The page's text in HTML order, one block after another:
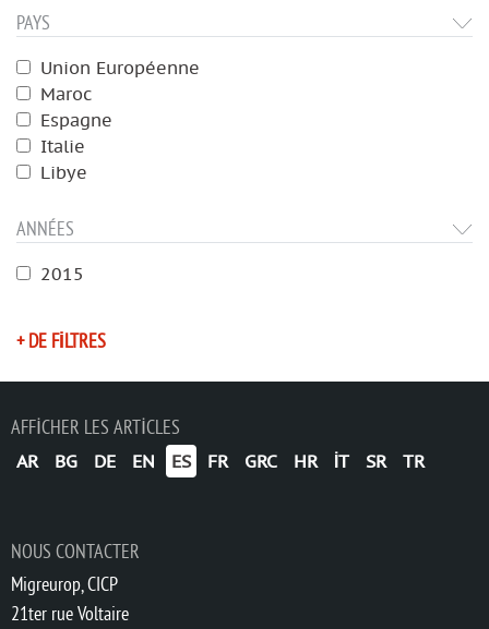
PAYS
Union Européenne
Maroc
Espagne
Italie
Libye
ANNÉES
2015
+ DE FILTRES
AFFICHER LES ARTICLES
AR BG DE EN ES FR GRC HR IT SR TR
NOUS CONTACTER
Migreurop, CICP
21ter rue Voltaire